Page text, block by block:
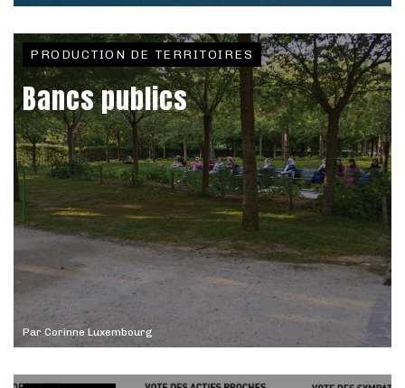
Par Corinne Luxembourg
PRODUCTION DE TERRITOIRES
Bancs publics